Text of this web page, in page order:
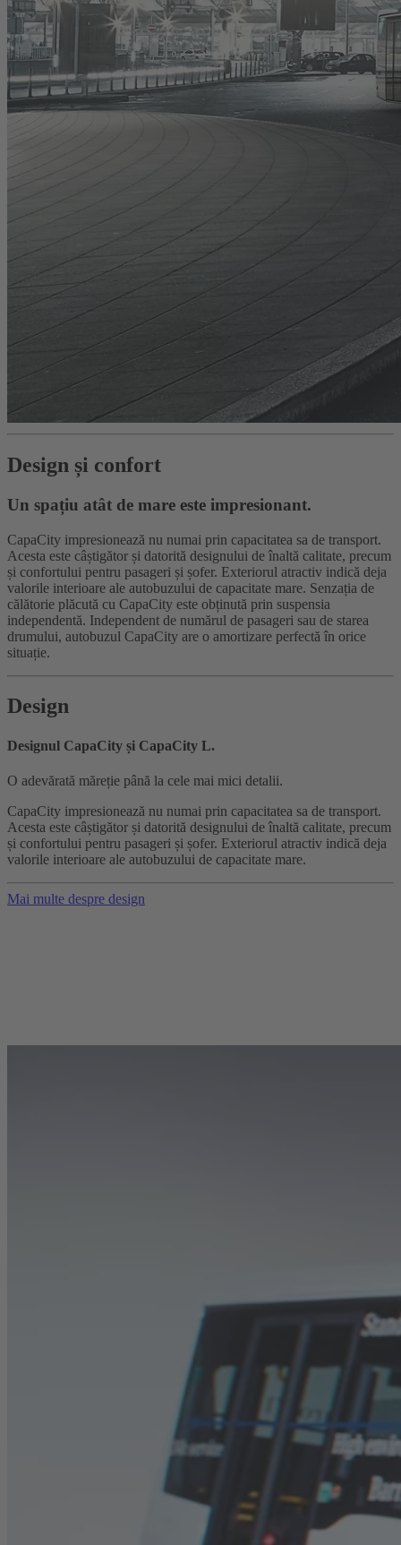
Design și confort
Un spațiu atât de mare este impresionant.
CapaCity impresionează nu numai prin capacitatea sa de transport.
Acesta este câștigător și datorită designului de înaltă calitate, precum
și confortului pentru pasageri și șofer. Exteriorul atractiv indică deja
valorile interioare ale autobuzului de capacitate mare. Senzația de
călătorie plăcută cu CapaCity este obținută prin suspensia
independentă. Independent de numărul de pasageri sau de starea
drumului, autobuzul CapaCity are o amortizare perfectă în orice
situație.
Design
Designul CapaCity și CapaCity L.
O adevărată măreție până la cele mai mici detalii.
CapaCity impresionează nu numai prin capacitatea sa de transport.
Acesta este câștigător și datorită designului de înaltă calitate, precum
și confortului pentru pasageri și șofer. Exteriorul atractiv indică deja
valorile interioare ale autobuzului de capacitate mare.
Mai multe despre design